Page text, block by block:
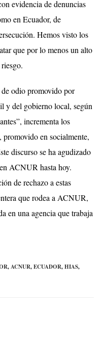
evidencia de denuncias
en Ecuador, de
Hemos visto los
que por lo menos un alto
de odio promovido por
y del gobierno local, según
incrementa los
promovido en socialmente,
discurso se ha agudizado
ACNUR hasta hoy.
de rechazo a estas
que rodea a ACNUR,
en una agencia que trabaja
, ACNUR, ECUADOR, HIAS,